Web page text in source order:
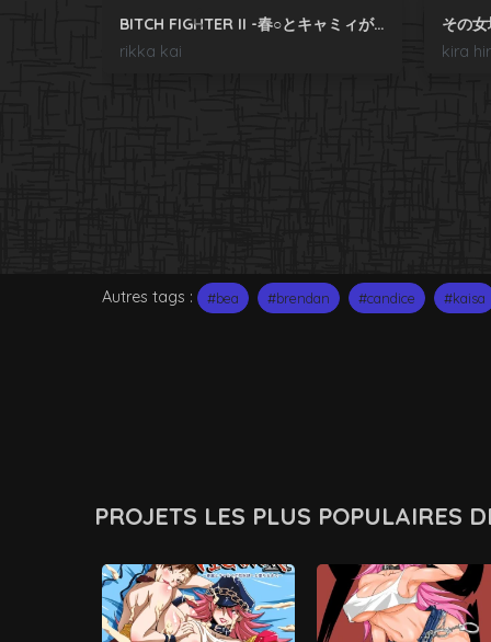
BITCH FIGHTER II -春○とキャミィが性奴隷へと堕ちるまで-
rikka kai
その
kira
Précédent
Autres tags : #bea #brendan #candice #kaisa
PROJETS LES PLUS POPULAIRES